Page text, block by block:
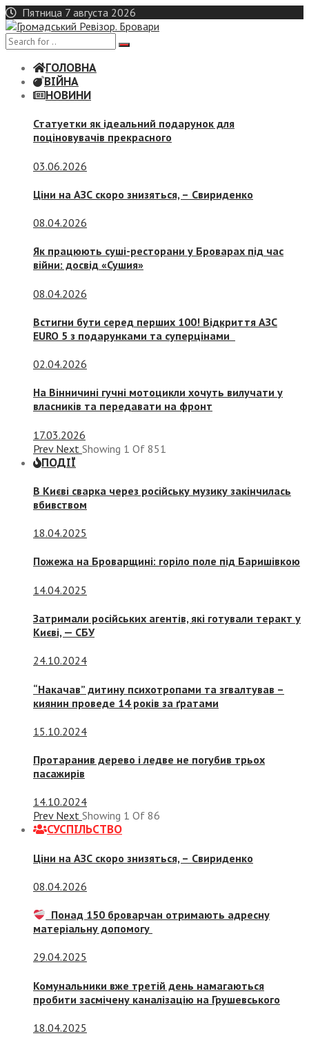
Skip
to
content
Пятница 7 августа 2026
ГОЛОВНА
ВІЙНА
НОВИНИ
Статуетки як ідеальний подарунок для
поціновувачів прекрасного
03.06.2026
Ціни на АЗС скоро знизяться, – Свириденко
08.04.2026
Як працюють суші-ресторани у Броварах під час
війни: досвід «Сушия»
08.04.2026
Встигни бути серед перших 100! Відкриття АЗС
EURO 5 з подарунками та суперцінами
02.04.2026
На Вінничині гучні мотоцикли хочуть вилучати у
власників та передавати на фронт
17.03.2026
Prev Next Showing 1 Of 851
ПОДІЇ
В Києві сварка через російську музику закінчилась
вбивством
18.04.2025
Пожежа на Броварщині: горіло поле під Баришівкою
14.04.2025
Затримали російських агентів, які готували теракт у
Києві, — СБУ
24.10.2024
“Накачав” дитину психотропами та згвалтував –
киянин проведе 14 років за ґратами
15.10.2024
Протаранив дерево і ледве не погубив трьох
пасажирів
14.10.2024
Prev Next Showing 1 Of 86
СУСПIЛЬСТВО
Ціни на АЗС скоро знизяться, – Свириденко
08.04.2026
Понад 150 броварчан отримають адресну
матеріальну допомогу
29.04.2025
Комунальники вже третій день намагаються
пробити засмічену каналізацію на Грушевського
18.04.2025